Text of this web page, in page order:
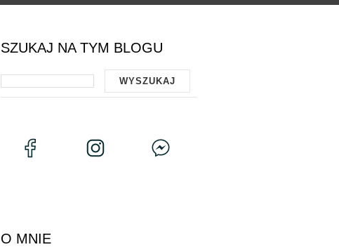
SZUKAJ NA TYM BLOGU
O MNIE